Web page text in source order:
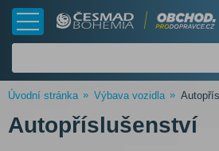
Úvodní stránka Výbava vozidla
Autopříslušenství